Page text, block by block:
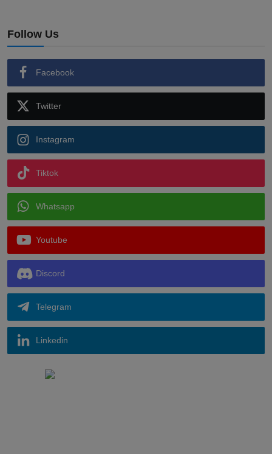
Follow Us
Facebook
Twitter
Instagram
Tiktok
Whatsapp
Youtube
Discord
Telegram
Linkedin